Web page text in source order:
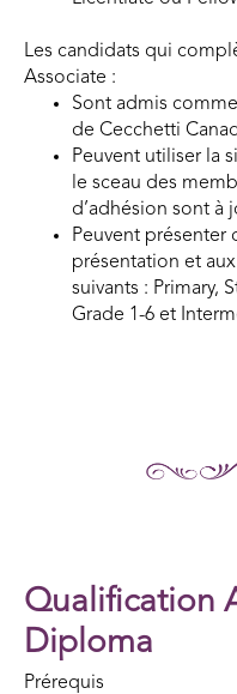
Les candidats qui
Associate :
Sont admis
de Cecchetti
Peuvent utiliser la
le sceau des
d’adhésion sont à
Peuvent présenter
présentation et
suivants : Primary,
Grade 1-6 et
Qualification
Diploma
Prérequis